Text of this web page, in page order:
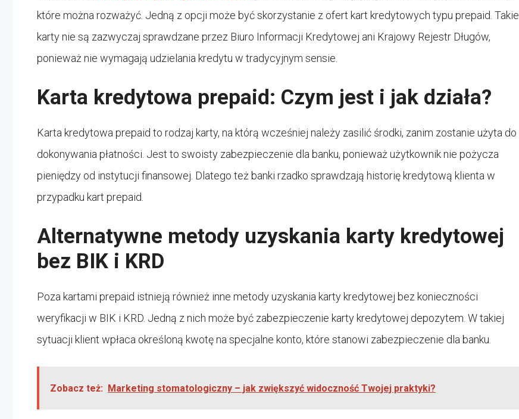
które można rozważyć. Jedną z opcji może być skorzystanie z ofert kart kredytowych typu prepaid. Takie
karty nie są zazwyczaj sprawdzane przez Biuro Informacji Kredytowej ani Krajowy Rejestr Długów,
ponieważ nie wymagają udzielania kredytu w tradycyjnym sensie.
Karta kredytowa prepaid: Czym jest i jak działa?
Karta kredytowa prepaid to rodzaj karty, na którą wcześniej należy zasilić środki, zanim zostanie użyta do
dokonywania płatności. Jest to swoisty zabezpieczenie dla banku, ponieważ użytkownik nie pożycza
pieniędzy od instytucji finansowej. Dlatego też banki rzadko sprawdzają historię kredytową klienta w
przypadku kart prepaid.
Alternatywne metody uzyskania karty kredytowej
bez BIK i KRD
Poza kartami prepaid istnieją również inne metody uzyskania karty kredytowej bez konieczności
weryfikacji w BIK i KRD. Jedną z nich może być zabezpieczenie karty kredytowej depozytem. W takiej
sytuacji klient wpłaca określoną kwotę na specjalne konto, które stanowi zabezpieczenie dla banku.
Zobacz też: Marketing stomatologiczny – jak zwiększyć widoczność Twojej praktyki?